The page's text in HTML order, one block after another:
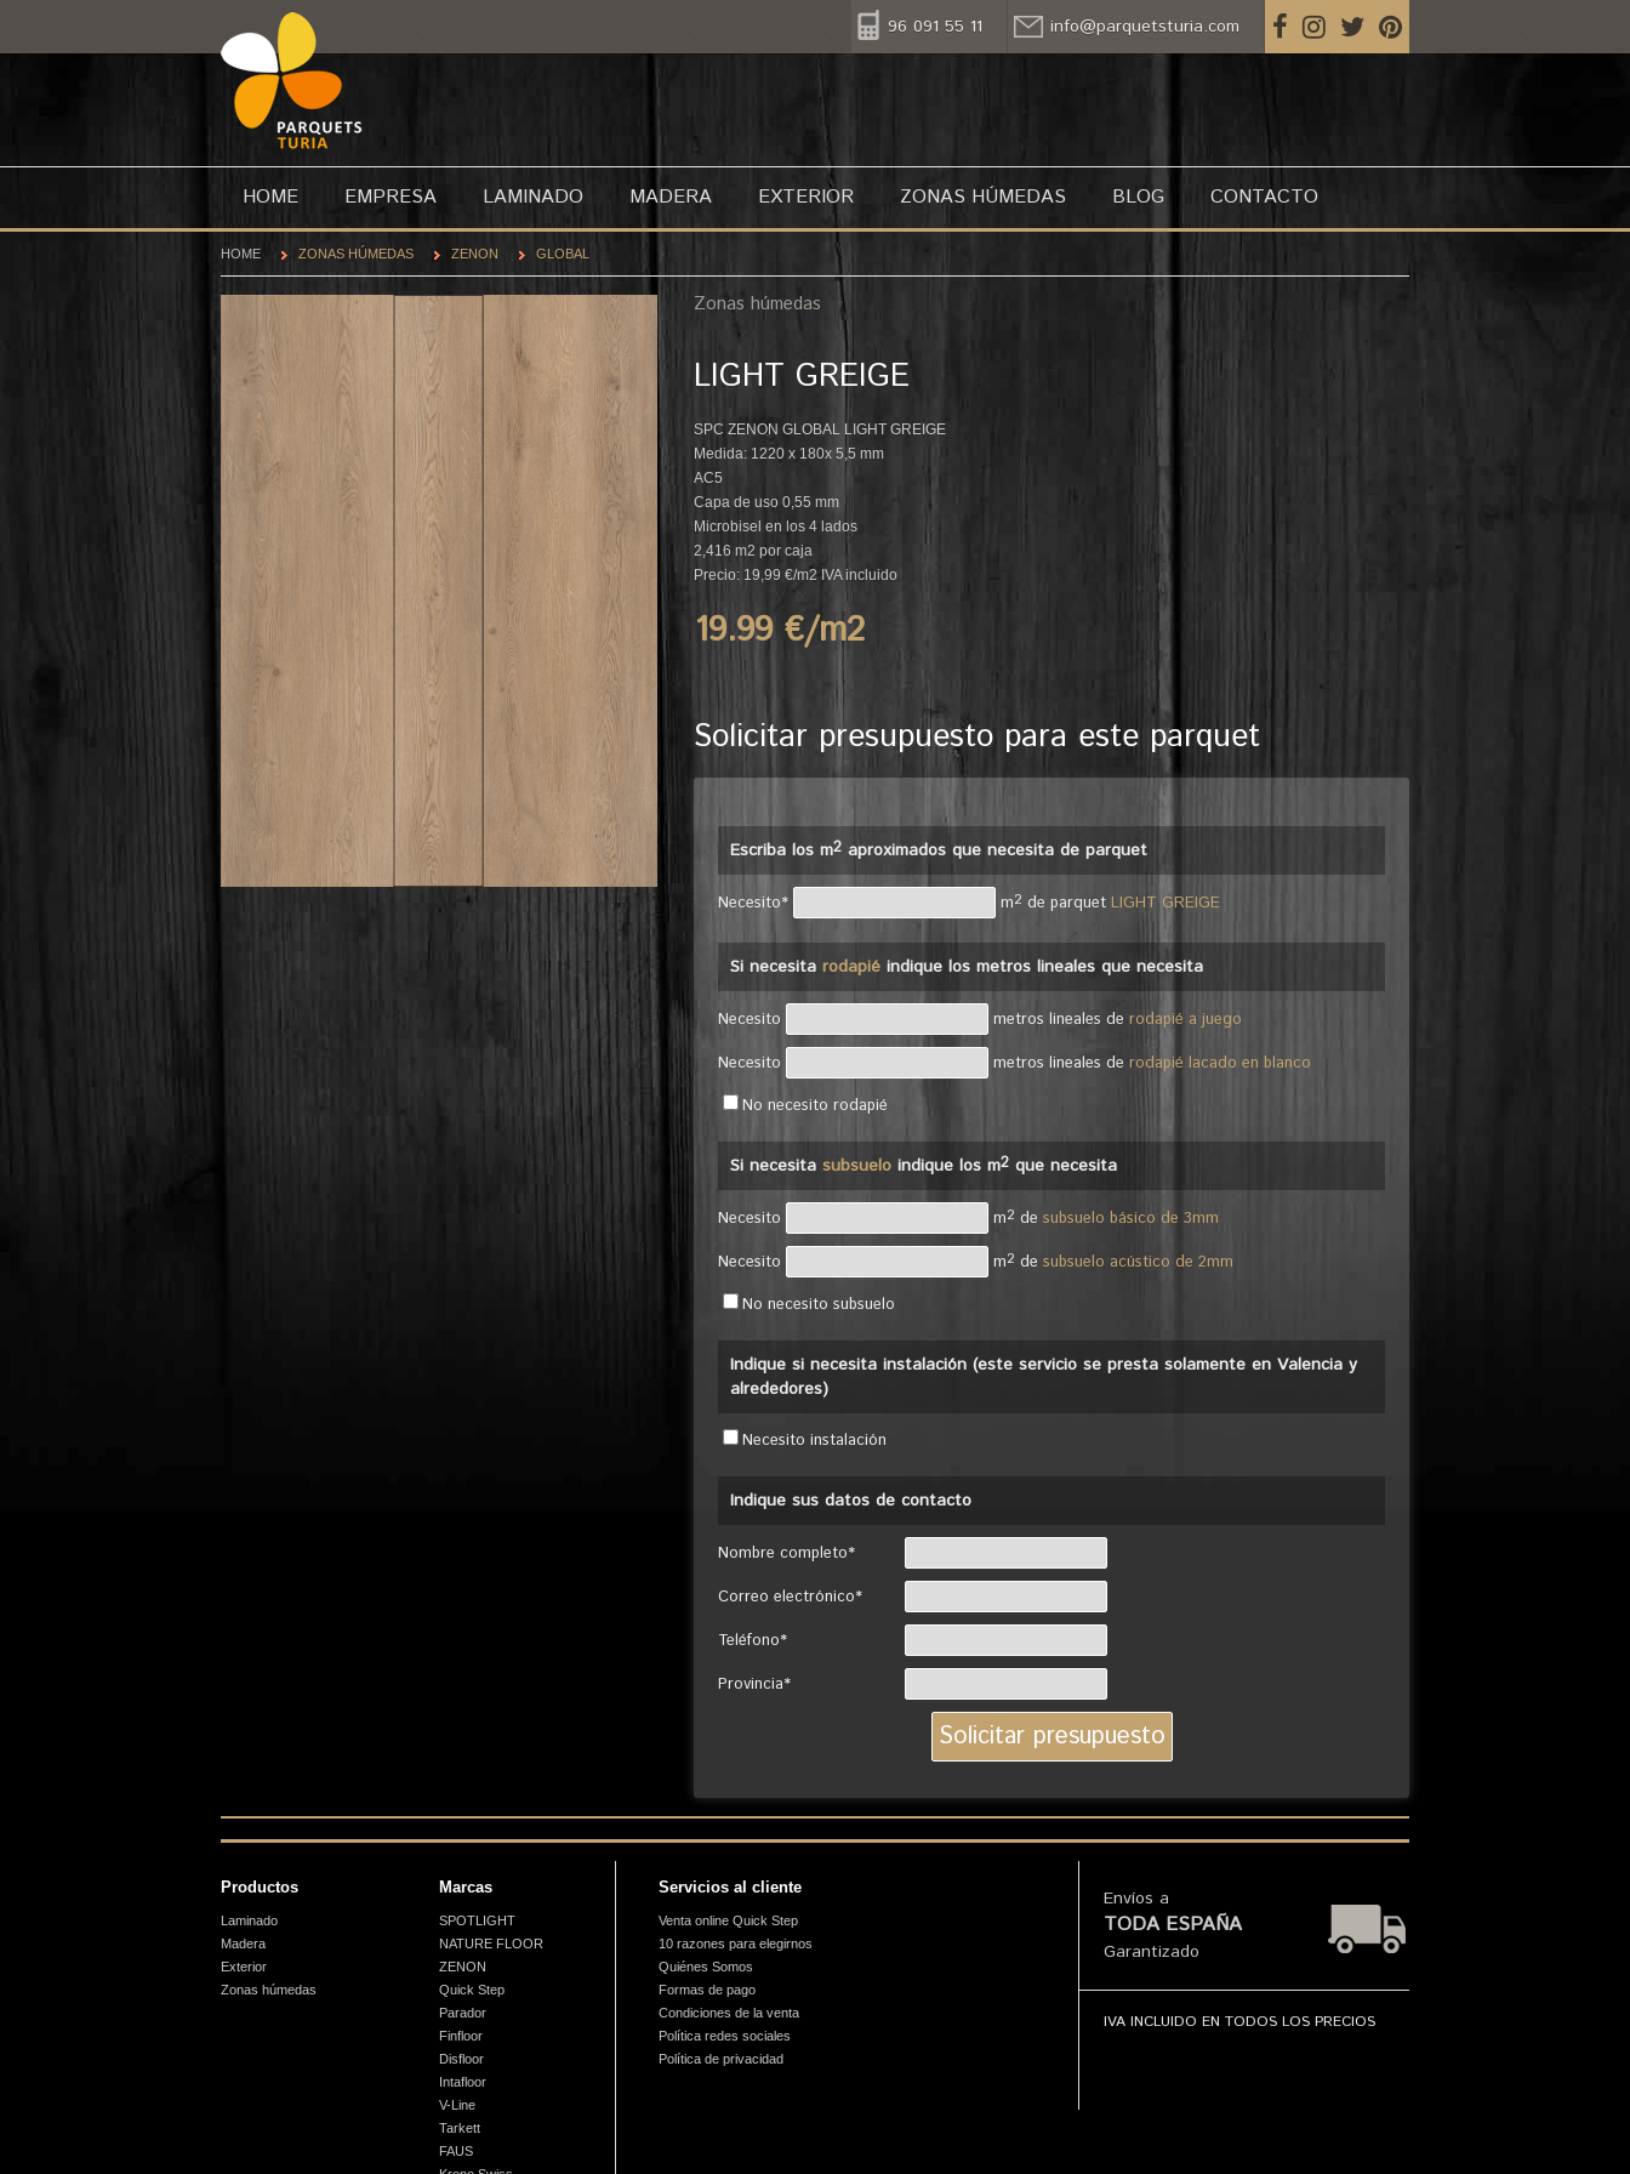
96 091 55 11 info@parquetsturia.com
HOME EMPRESA LAMINADO MADERA EXTERIOR ZONAS HÚMEDAS BLOG CONTACTO
HOME ZONAS HÚMEDAS ZENON GLOBAL
Zonas húmedas
LIGHT GREIGE
SPC ZENON GLOBAL LIGHT GREIGE
Medida: 1220 x 180x 5,5 mm
AC5
Capa de uso 0,55 mm
Microbisel en los 4 lados
2,416 m2 por caja
Precio: 19,99 €/m2 IVA incluido
19.99 €/m2
Solicitar presupuesto para este parquet
Escriba los m2 aproximados que necesita de parquet
Necesito* m2 de parquet LIGHT GREIGE
Si necesita rodapié indique los metros lineales que necesita
Necesito metros lineales de rodapié a juego
Necesito
metros lineales de rodapié lacado en blanco
No necesito rodapié
Si necesita subsuelo indique los m2 que necesita
Necesito m2 de subsuelo básico de 3mm
Necesito
m2 de subsuelo acústico de 2mm
No necesito subsuelo
Indique si necesita instalación (este servicio se presta solamente en Valencia y
alrededores)
Necesito instalación
Indique sus datos de contacto
Nombre completo*
Correo electrónico*
Teléfono*
Provincia*
Productos
Laminado
Madera
Exterior
Zonas húmedas
Marcas
SPOTLIGHT
NATURE FLOOR
ZENON
Quick Step
Parador
Finfloor
Disfloor
Intafloor
V-Line
Tarkett
FAUS
Servicios al cliente
Venta online Quick Step
10 razones para elegirnos
Quiénes Somos
Formas de pago
Condiciones de la venta
Política redes sociales
Política de privacidad
Envíos a
TODA ESPAÑA
Garantizado
IVA INCLUIDO EN TODOS LOS PRECIOS